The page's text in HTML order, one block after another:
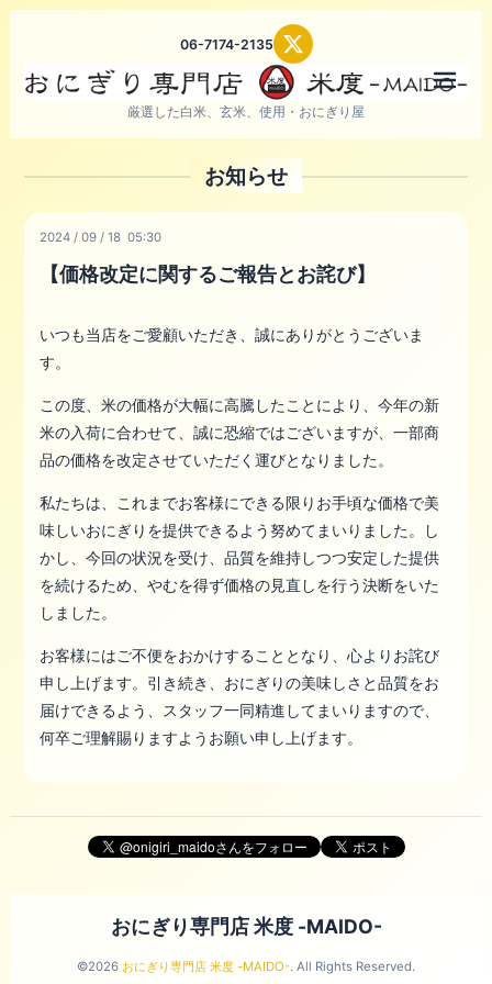
06-7174-2135
厳選した白米、玄米、使用・おにぎり屋
お知らせ
2024 /09 /18 05:30
【価格改定に関するご報告とお詫び】
いつも当店をご愛顧いただき、誠にありがとうございま
す。
この度、米の価格が大幅に高騰したことにより、今年の新
米の入荷に合わせて、誠に恐縮ではございますが、一部商
品の価格を改定させていただく運びとなりました。
私たちは、これまでお客様にできる限りお手頃な価格で美
味しいおにぎりを提供できるよう努めてまいりました。し
かし、今回の状況を受け、品質を維持しつつ安定した提供
を続けるため、やむを得ず価格の見直しを行う決断をいた
しました。
お客様にはご不便をおかけすることとなり、心よりお詫び
申し上げます。引き続き、おにぎりの美味しさと品質をお
届けできるよう、スタッフ一同精進してまいりますので、
何卒ご理解賜りますようお願い申し上げます。
おにぎり専門店 米度 -MAIDO-
©2026 おにぎり専門店 米度 -MAIDO-. All Rights Reserved.